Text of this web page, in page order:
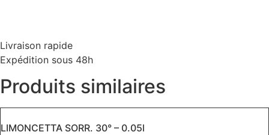
Livraison rapide
Expédition sous 48h
Produits similaires
LIMONCETTA SORR. 30° – 0.05l